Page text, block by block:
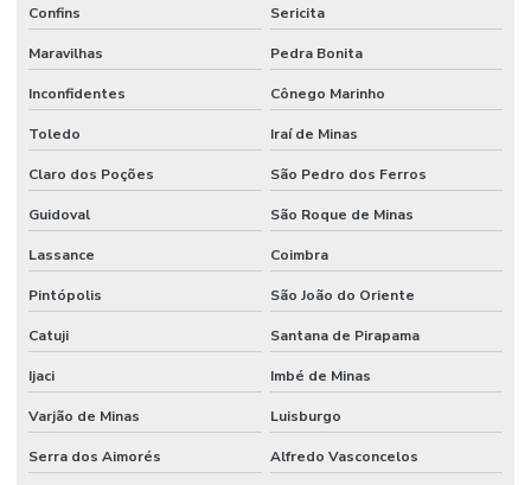
Confins Sericita
Maravilhas Pedra Bonita
Inconfidentes Cônego Marinho
Toledo Iraí de Minas
Claro dos Poções São Pedro dos Ferros
Guidoval São Roque de Minas
Lassance Coimbra
Pintópolis São João do Oriente
Catuji Santana de Pirapama
Ijaci Imbé de Minas
Varjão de Minas Luisburgo
Serra dos Aimorés Alfredo Vasconcelos